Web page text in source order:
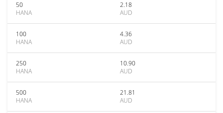
50
HANA
2.18
AUD
100
HANA
4.36
AUD
250
HANA
10.90
AUD
500
HANA
21.81
AUD